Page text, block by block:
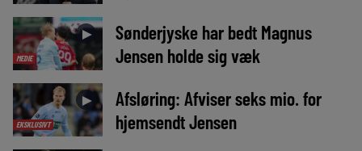
MEDIE
►
Sønderjyske har bedt Magnus
Jensen holde sig væk
EKSKLUSIVT
►
Afsløring: Afviser seks mio. for
hjemsendt Jensen